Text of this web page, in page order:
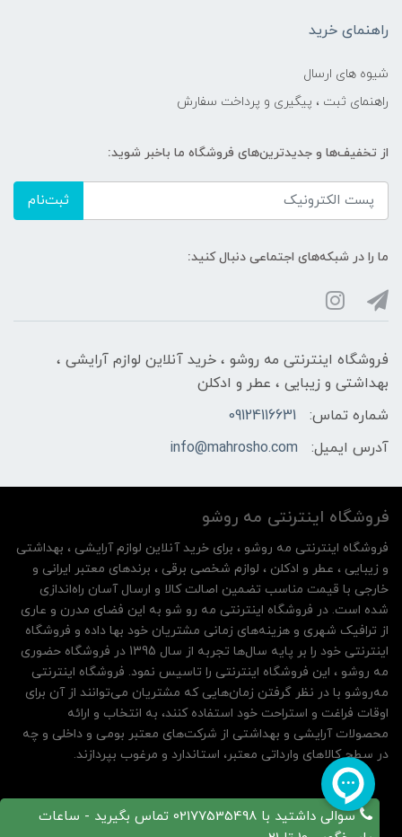
راهنمای خرید
شیوه های ارسال
راهنمای ثبت ، پیگیری و پرداخت سفارش
از تخفیف‌ها و جدیدترین‌های فروشگاه ما باخبر شوید:
ثبت‌نام
ما را در شبکه‌های اجتماعی دنبال کنید:
فروشگاه اینترنتی مه‌ رو‌شو ، خرید آنلاین لوازم آرایشی ،
بهداشتی و زیبایی ، عطر و ادکلن
شماره تماس:
09124116631
آدرس ایمیل:
info@mahrosho.com
سوالی داشتید با 02177535498 تماس بگیرید - ساعات
فروشگاه اینترنتی مه‌ رو‌شو
فروشگاه اینترنتی مه‌ رو‌شو ، برای خرید آنلاین لوازم آرایشی ، بهداشتی
و زیبایی ، عطر و ادکلن ، لوازم شخصی برقی ، برندهای معتبر ایرانی و
خارجی با قیمت مناسب تضمین اصالت کالا و ارسال آسان راه‌اندازی
شده است. در فروشگاه اینترنتی مه رو شو به این فضای مدرن و عاری
از ترافیک شهری و هزینه‌های زمانی مشتریان خود بها داده و فروشگاه
اینترنتی خود را بر پایه سال‌ها تجربه از سال 1395 در فروشگاه حضوری
مه روشو ، این فروشگاه اینترنتی را تاسیس نمود. فروشگاه اینترنتی
مه‌رو‌شو با در نظر گرفتن زمان‌هایی که مشتریان می‌توانند از آن‌ برای
اوقات فراغت و استراحت خود استفاده کنند، به انتخاب و ارائه
محصولات آرایشی و بهداشتی از شرکت‌های معتبر بومی و داخلی و چه
در سطح کالاهای وارداتی معتبر، استاندارد و مرغوب بپردازند.